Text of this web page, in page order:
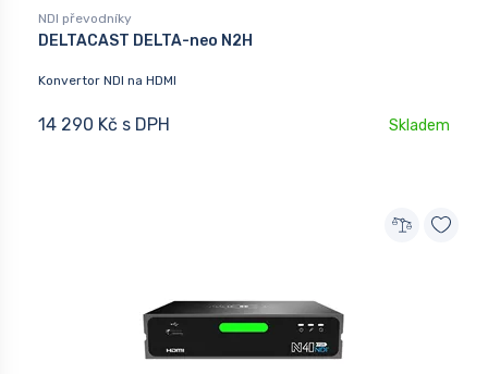
NDI převodníky
DELTACAST DELTA-neo N2H
Konvertor NDI na HDMI
14 290 Kč s DPH Skladem